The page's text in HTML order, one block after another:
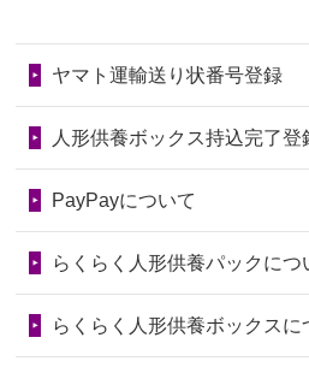
ので、お願...
2026/06/28以前和人形やぬい
いたことが...
の回りの物...
2026/06/28人形たちに これま
2026/06/24今は亡き両親が孫
しょうか？
2024/01/04ガラスケースは外
第76回人形供養祭令和7年2
第75回人形供養祭令和7年1
第73回人形供養祭令和6年
第71回人形供養祭令和6年8
ヤマト運輸送り状番号登録
人形供養ボックス持込完了登
PayPayについて
らくらく人形供養パックにつ
らくらく人形供養ボックスに